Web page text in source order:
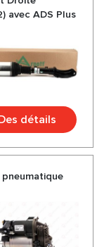
avec ADS Plus
détails